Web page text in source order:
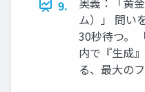
9.
ム）」 問い
30秒待つ。
内で『生成
る、最大の